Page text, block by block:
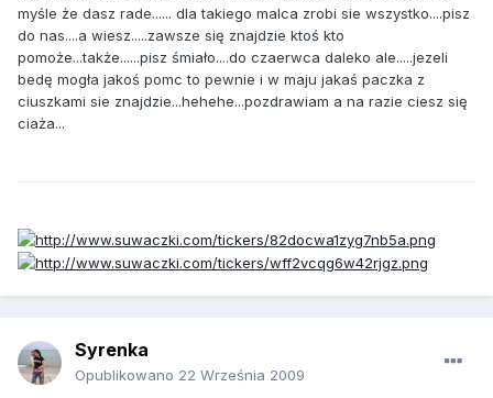
myśle że dasz rade...... dla takiego malca zrobi sie wszystko....pisz
do nas....a wiesz.....zawsze się znajdzie ktoś kto
pomoże...także......pisz śmiało....do czaerwca daleko ale.....jezeli
bedę mogła jakoś pomc to pewnie i w maju jakaś paczka z
ciuszkami sie znajdzie...hehehe...pozdrawiam a na razie ciesz się
ciaża...
Syrenka
Opublikowano 22 Września 2009